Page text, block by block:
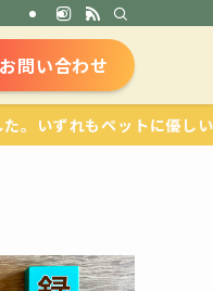
お問い合わせ
トに優しい設備が整っ